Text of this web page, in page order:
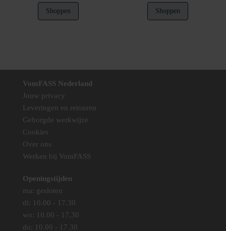
Shoppen Shoppen
Dit
product
VomFASS Nederland
Jouw privacy
Leveringen en retouren
Geborgde werkwijze
Cookies
Over ons
Werken bij VomFASS
Openingstijden
ma: gesloten
di: 10.00 - 17.30
wo: 10.00 - 17.30
do: 10.00 - 17.30